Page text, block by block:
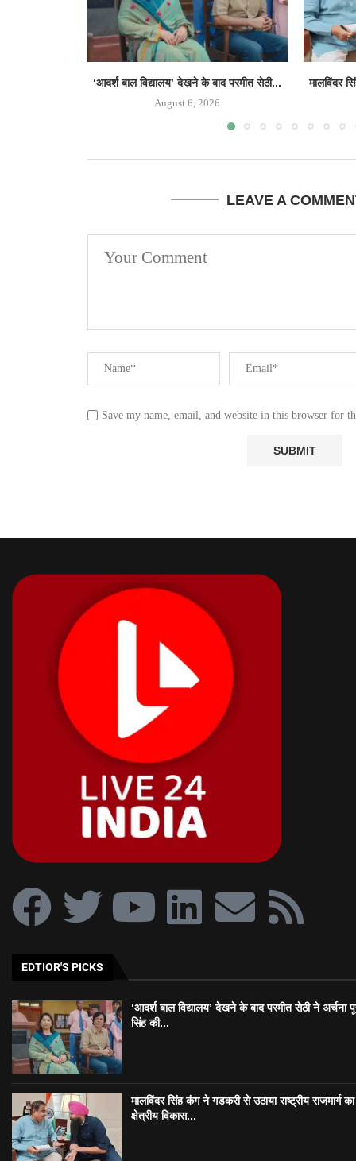
‘आदर्श बाल विद्यालय’ देखने के बाद परमीत सेठी...
August 6, 2026
मालविंदर
LEAVE A
Save my name, email, and website in this browser for
EDTIOR'S PICKS
‘आदर्श बाल विद्यालय’ देखने के बाद परमीत सेठी ने अर्चना
सिंह की...
मालविंदर सिंह कंग ने गडकरी से उठाया राष्ट्रीय राजमार्ग का
क्षेत्रीय विकास...